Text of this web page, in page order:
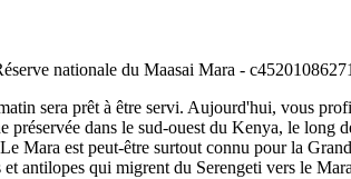
sera prêt à être servi. Aujourd'hui, vous
dans le sud-ouest du Kenya, le
Mara est peut-être surtout connu pour la
antilopes qui migrent du Serengeti vers le